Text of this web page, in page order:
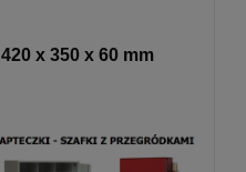
420 x 350 x 60 mm